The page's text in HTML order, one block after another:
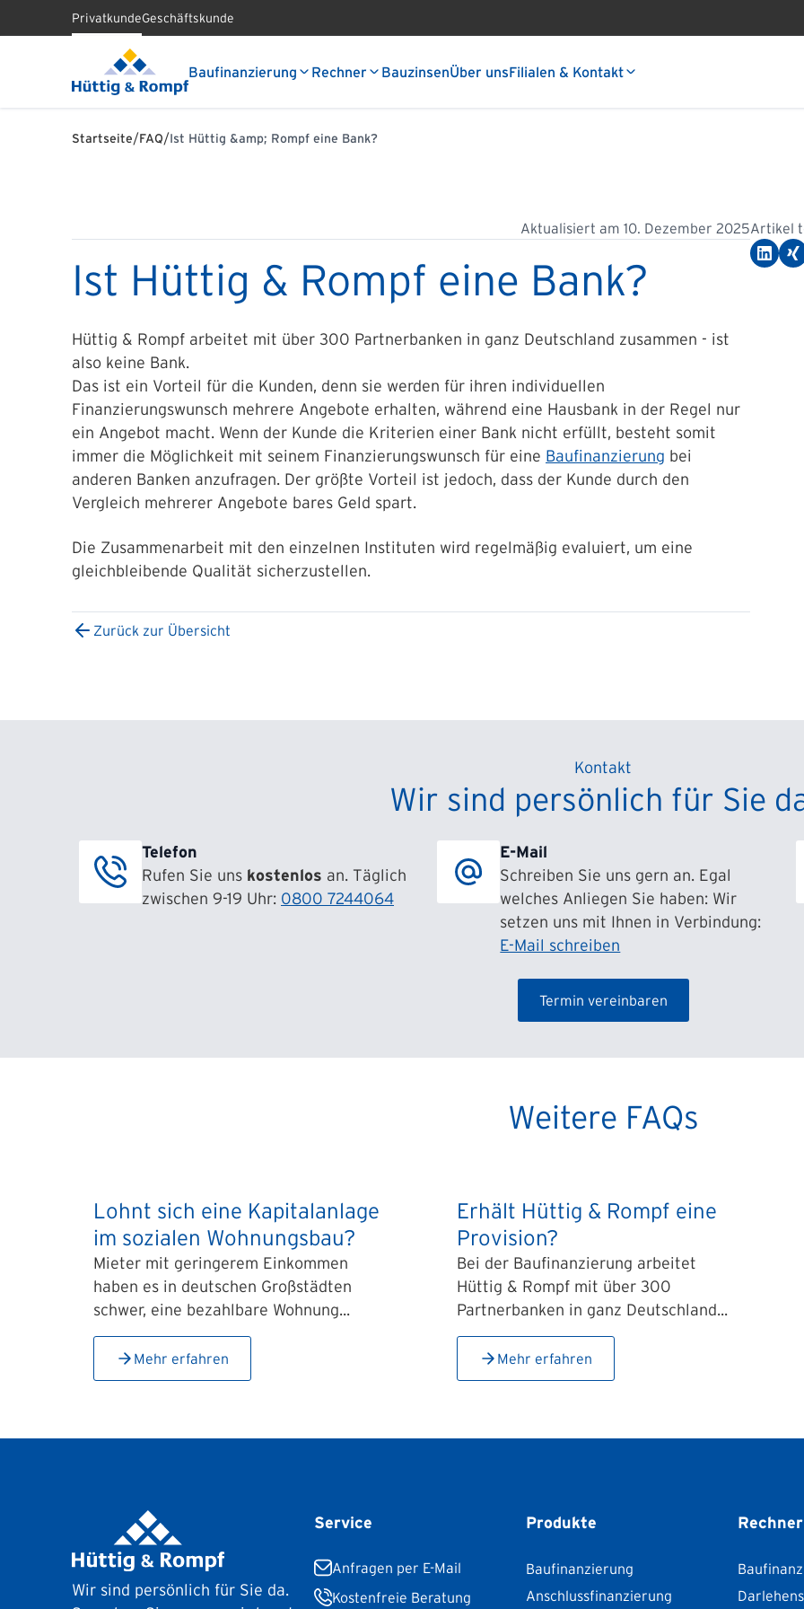
PrivatkundeGeschäftskunde
Baufinanzierung Rechner BauzinsenÜber unsFilialen & Kontakt
Startseite/FAQ/Ist Hüttig &amp; Rompf eine Bank?
Aktualisiert am 10. Dezember 2025
Ist Hüttig & Rompf eine Bank?
Hüttig & Rompf arbeitet mit über 300 Partnerbanken in ganz Deutschland zusammen - ist
also keine Bank.
Das ist ein Vorteil für die Kunden, denn sie werden für ihren individuellen
Finanzierungswunsch mehrere Angebote erhalten, während eine Hausbank in der Regel nur
ein Angebot macht. Wenn der Kunde die Kriterien einer Bank nicht erfüllt, besteht somit
immer die Möglichkeit mit seinem Finanzierungswunsch für eine Baufinanzierung bei
anderen Banken anzufragen. Der größte Vorteil ist jedoch, dass der Kunde durch den
Vergleich mehrerer Angebote bares Geld spart.
Die Zusammenarbeit mit den einzelnen Instituten wird regelmäßig evaluiert, um eine
gleichbleibende Qualität sicherzustellen.
Zurück zur Übersicht
Artikel
Kontakt
Wir sind persönlich für Sie
Telefon
Rufen Sie uns kostenlos an. Täglich
zwischen 9-19 Uhr: 0800 7244064
E-Mail
Schreiben Sie uns gern an. Egal
welches Anliegen Sie haben: Wir
setzen uns mit Ihnen in Verbindung:
E-Mail schreiben
Termin vereinbaren
Weitere FAQs
Lohnt sich eine Kapitalanlage
im sozialen Wohnungsbau?
Mieter mit geringerem Einkommen
haben es in deutschen Großstädten
schwer, eine bezahlbare Wohnung...
Mehr erfahren
Erhält Hüttig & Rompf eine
Provision?
Bei der Baufinanzierung arbeitet
Hüttig & Rompf mit über 300
Partnerbanken in ganz Deutschland...
Mehr erfahren
Wir sind persönlich für Sie da.
Service
Anfragen per E-Mail
Kostenfreie Beratung
Produkte
Baufinanzierung
Anschlussfinanzierung
Rechner